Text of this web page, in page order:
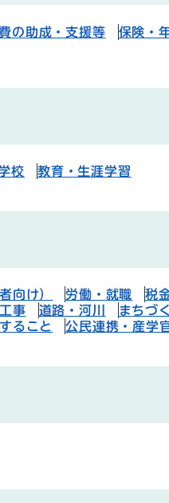
の助成・支援等 保険・
校 教育・生涯学習
向け） 労働・就職 税
事 道路・河川 まちづ
ること 公民連携・産学